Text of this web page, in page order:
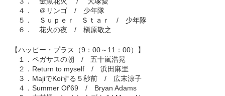
４． ＠リンゴ / 少年隊
５． Ｓｕｐｅｒ Ｓｔａｒ / 少年隊
６． 花火の夜 / 槇原敬之
【ハッピー・プラス（9：00～11：00）】
１．ペガサスの朝 / 五十嵐浩晃
２．Return to myself / 浜田麻里
３．MajiでKoiする５秒前 / 広末涼子
４．Summer Of'69 / Bryan Adams